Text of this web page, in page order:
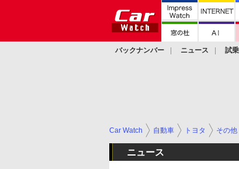
バックナンバー ニュース 試
Car Watch 自動車 トヨタ その他
ニュース